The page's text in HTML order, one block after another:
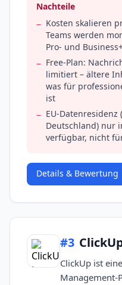
Nachteile
− Kosten skalieren
Teams werden
Pro- und
− Free-Plan:
limitiert – ältere
was für
ist
− EU-
Deutschland) nur
verfügbar, nicht
Details & Bewertung
#3
ClickUp ist
Management-